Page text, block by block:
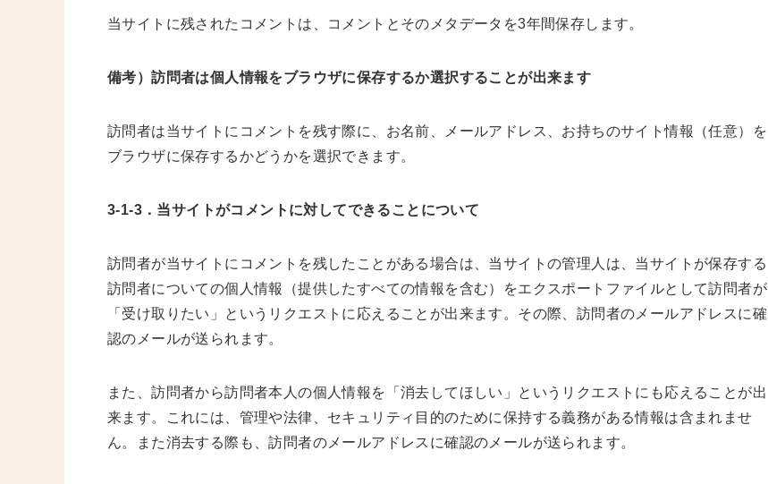
当サイトに残されたコメントは、コメントとそのメタデータを3年間保存します。
備考）訪問者は個人情報をブラウザに保存するか選択することが出来ます
訪問者は当サイトにコメントを残す際に、お名前、メールアドレス、お持ちのサイト情報（任意）を
ブラウザに保存するかどうかを選択できます。
3-1-3．当サイトがコメントに対してできることについて
訪問者が当サイトにコメントを残したことがある場合は、当サイトの管理人は、当サイトが保存する
訪問者についての個人情報（提供したすべての情報を含む）をエクスポートファイルとして訪問者が
「受け取りたい」というリクエストに応えることが出来ます。その際、訪問者のメールアドレスに確
認のメールが送られます。
また、訪問者から訪問者本人の個人情報を「消去してほしい」というリクエストにも応えることが出
来ます。これには、管理や法律、セキュリティ目的のために保持する義務がある情報は含まれませ
ん。また消去する際も、訪問者のメールアドレスに確認のメールが送られます。